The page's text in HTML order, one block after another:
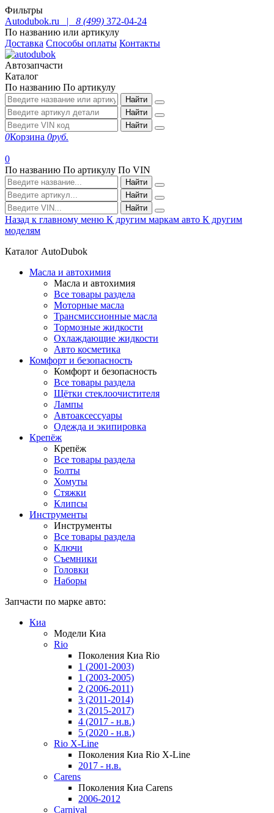
Фильтры
Autodubok.ru |
8 (499) 372-04-24
По названию или артикулу
Доставка Способы оплаты Контакты
Автозапчасти
Каталог
По названию По артикулу
Найти
Найти
Найти
0Корзина 0руб.
0
По названию По артикулу По VIN
Найти
Найти
Найти
Назад к главному меню К другим маркам авто К другим
моделям
Каталог AutoDubok
Масла и автохимия
Масла и автохимия
Все товары раздела
Моторные масла
Трансмиссионные масла
Тормозные жидкости
Охлаждающие жидкости
Авто косметика
Комфорт и безопасность
Комфорт и безопасность
Все товары раздела
Щётки стеклоочистителя
Лампы
Автоаксессуары
Одежда и экипировка
Крепёж
Крепёж
Все товары раздела
Болты
Хомуты
Стяжки
Клипсы
Инструменты
Инструменты
Все товары раздела
Ключи
Съемники
Головки
Наборы
Запчасти по марке авто:
Киа
Модели Киа
Rio
Поколения Киа Rio
1 (2001-2003)
1 (2003-2005)
2 (2006-2011)
3 (2011-2014)
3 (2015-2017)
4 (2017 - н.в.)
5 (2020 - н.в.)
Rio X-Line
Поколения Киа Rio X-Line
2017 - н.в.
Carens
Поколения Киа Carens
2006-2012
Carnival